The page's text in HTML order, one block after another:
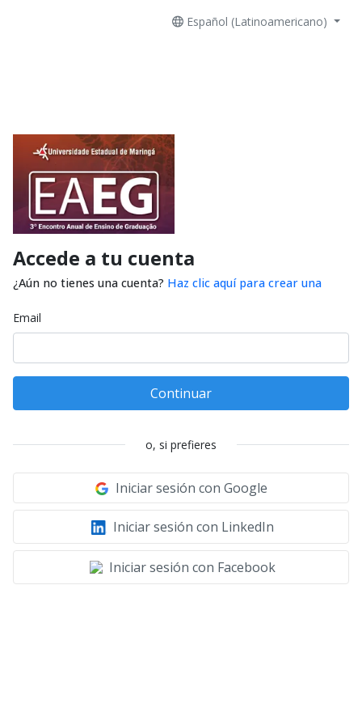
Español (Latinoamericano)
Accede a tu cuenta
¿Aún no tienes una cuenta? Haz clic aquí para crear una
Email
Continuar
o, si prefieres
Iniciar sesión con Google
Iniciar sesión con LinkedIn
Iniciar sesión con Facebook